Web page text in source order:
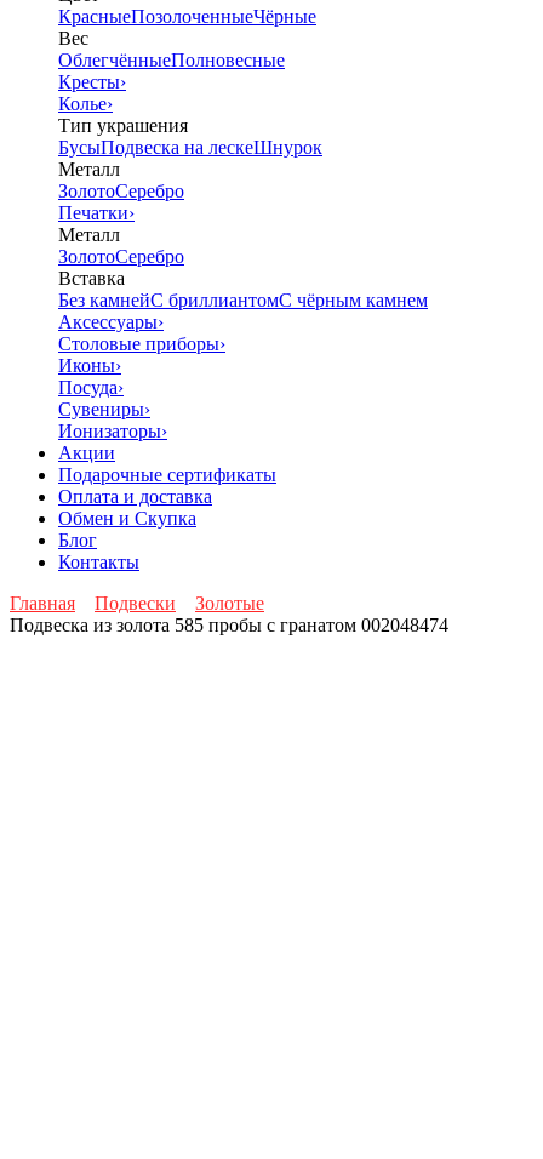
КрасныеПозолоченныеЧёрные
Вес
ОблегчённыеПолновесные
Кресты›
Колье›
Тип украшения
БусыПодвеска на лескеШнурок
Металл
ЗолотоСеребро
Печатки›
Металл
ЗолотоСеребро
Вставка
Без камнейС бриллиантомС чёрным камнем
Аксессуары›
Столовые приборы›
Иконы›
Посуда›
Сувениры›
Ионизаторы›
Акции
Подарочные сертификаты
Оплата и доставка
Обмен и Скупка
Блог
Контакты
Главная
Подвески
Золотые
Подвеска из золота 585 пробы с гранатом 002048474